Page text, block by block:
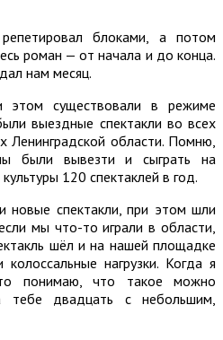
блоками, а потом
роман — от начала и до конца.
нам месяц.
этом существовали в режиме
выездные спектакли во всех
Ленинградской области. Помню,
были вывезти и сыграть на
120 спектаклей в год.
новые спектакли, при этом шли
мы что-то играли в области,
шёл и на нашей площадке
нагрузки. Когда я
понимаю, что такое можно
тебе двадцать с небольшим,